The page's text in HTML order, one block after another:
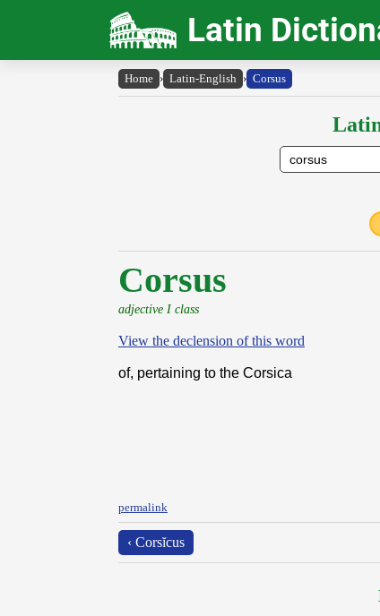
Latin
Home › Latin-English › Corsus
Corsus
adjective I class
View the declension of this word
of, pertaining to the Corsica
permalink
‹ Corsĭcus